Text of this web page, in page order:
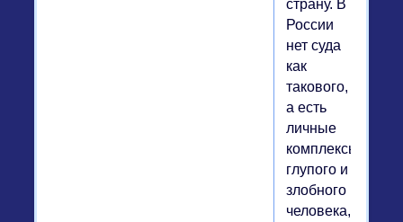
страну. В
России
нет суда
как
такового,
а есть
личные
комплексы
глупого и
злобного
человека,